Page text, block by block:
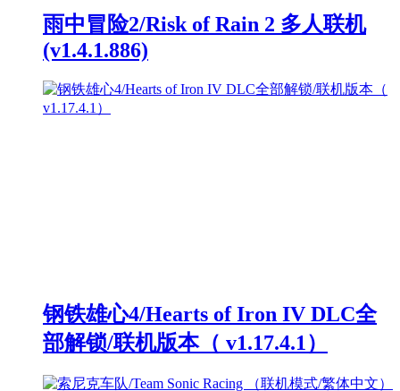
雨中冒险2/Risk of Rain 2 多人联机
(v1.4.1.886)
钢铁雄心4/Hearts of Iron IV DLC全
部解锁/联机版本（ v1.17.4.1）